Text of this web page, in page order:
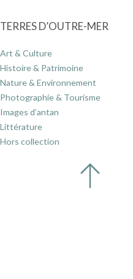
TERRES D’OUTRE-MER
Art & Culture
Histoire & Patrimoine
Nature & Environnement
Photographie & Tourisme
Images d’antan
Littérature
Hors collection